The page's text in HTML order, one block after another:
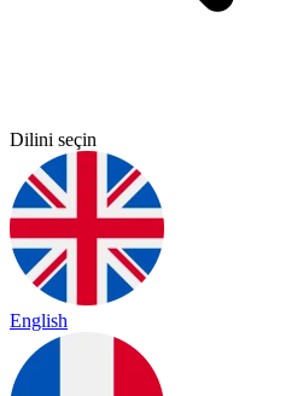
Dilini seçin
English